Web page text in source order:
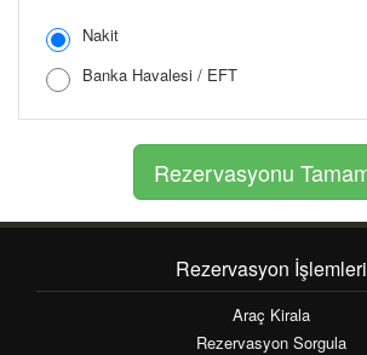
Şifreyi Tekrar Girin
Nakit
Banka Havalesi / EFT
Rezervasyon İşlemleri
Araç Kirala
Rezervasyon Sorgula